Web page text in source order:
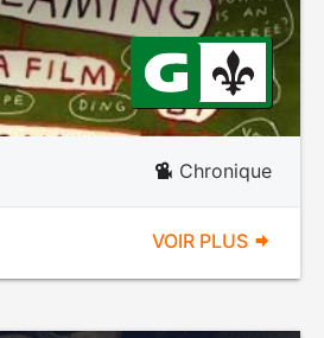
Chronique
VOIR PLUS